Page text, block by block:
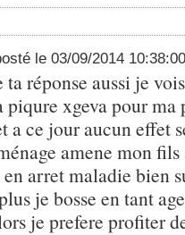
le 03/09/2014
réponse aussi je
piqure xgeva pour
a ce jour aucun effet
amene mon
arret maladie bien
je bosse en tant
je prefere profiter